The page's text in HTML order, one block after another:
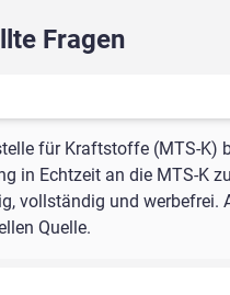
Fragen
für Kraftstoffe (MTS-K)
in Echtzeit an die MTS-K
vollständig und werbefrei.
Quelle.